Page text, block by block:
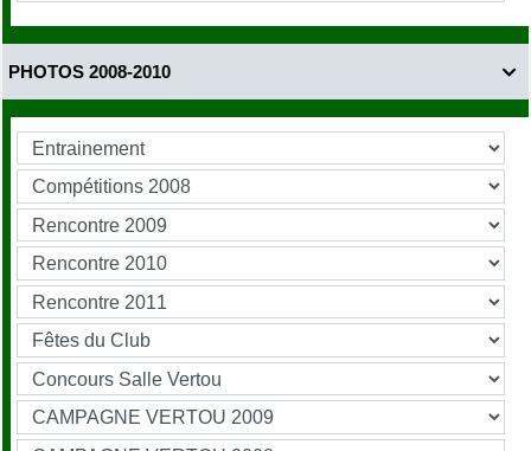

PHOTOS 2008-2010